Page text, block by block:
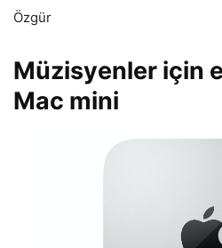
Özgür
Müzisyenler için
Mac mini